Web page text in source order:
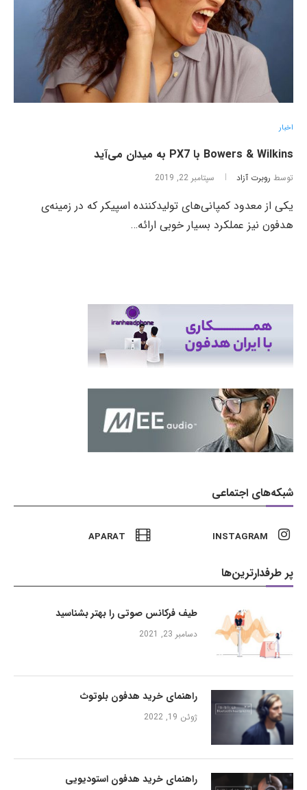
اخبار
Bowers & Wilkins با PX7 به میدان می‌آید
توسط روبرت آزاد سپتامبر 22, 2019
یکی از معدود کمپانی‌های تولید‌کننده اسپیکر که در زمینه‌ی
هدفون نیز عملکرد بسیار خوبی ارائه…
شبکه‌های اجتماعی
INSTAGRAM
APARAT
پر طرفدارترین‌ها
طیف فرکانس صوتی را بهتر بشناسید
دسامبر 23, 2021
راهنمای خرید هدفون بلوتوث
ژوئن 19, 2022
راهنمای خرید هدفون استودیویی